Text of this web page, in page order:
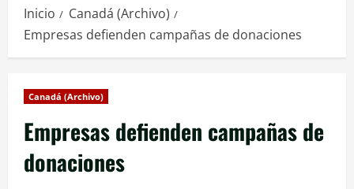
Inicio
Canadá (Archivo)
Empresas defienden campañas de donaciones
Canadá (Archivo)
Empresas defienden campañas de
donaciones